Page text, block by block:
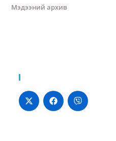
Мэдээний архив